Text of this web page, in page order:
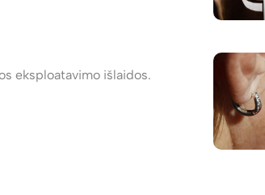
eksploatavimo išlaidos.